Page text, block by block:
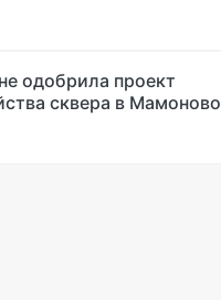
одобрила проект
сквера в Мамоново